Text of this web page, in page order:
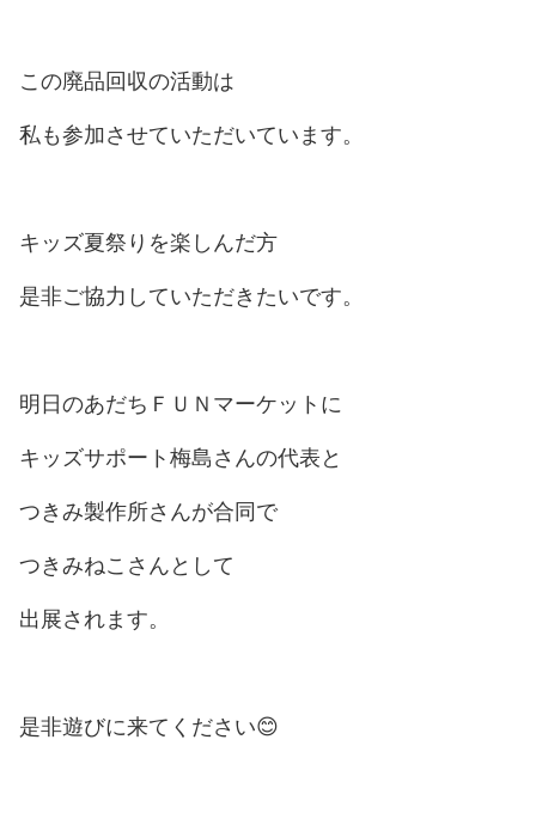
この廃品回収の活動は
私も参加させていただいています。
キッズ夏祭りを楽しんだ方
是非ご協力していただきたいです。
明日のあだちＦＵＮマーケットに
キッズサポート梅島さんの代表と
つきみ製作所さんが合同で
つきみねこさんとして
出展されます。
是非遊びに来てください😊